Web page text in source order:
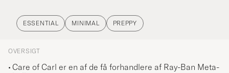
ESSENTIAL MINIMAL PREPPY
OVERSIGT
Care of Carl er en af de få forhandlere af Ray-Ban Meta-